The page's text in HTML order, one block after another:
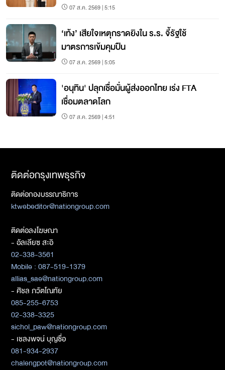
07 ส.ค. 2569 | 5:15
‘เท้ง’ เสียใจเหตุกราดยิงใน ร.ร. จี้รัฐใช้
มาตรการเข้มคุมปืน
07 ส.ค. 2569 | 5:05
'อนุทิน' ปลุกเชื่อมั่นผู้ส่งออกไทย เร่ง FTA
เชื่อมตลาดโลก
07 ส.ค. 2569 | 4:51
ติดต่อกรุงเทพธุรกิจ
ติดต่อกองบรรณาธิการ
ktwebeditor@nationgroup.com
ติดต่อลงโฆษณา
- อัลเลียซ สะอิ
02-338-3561
Mobile : 087-519-1379
allias_sae@nationgroup.com
- ศิชล ภวัตโณทัย
085-255-6753
02-338-3325
sichol_paw@nationgroup.com
- เชลงพจน์ บุญซื่อ
081-934-2937
chalengpot@nationgroup.com